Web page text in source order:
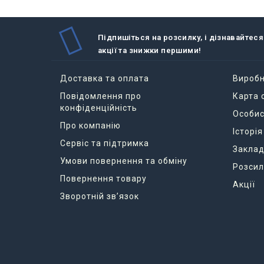
Підпишіться на розсилку, і
акції та знижки першими!
Доставка та оплата
Повідомлення про
конфіденційність
Про компанію
Сервіс та підтримка
Умови повернення та обміну
Повернення товару
Зворотній зв’язок
Карта
Акції